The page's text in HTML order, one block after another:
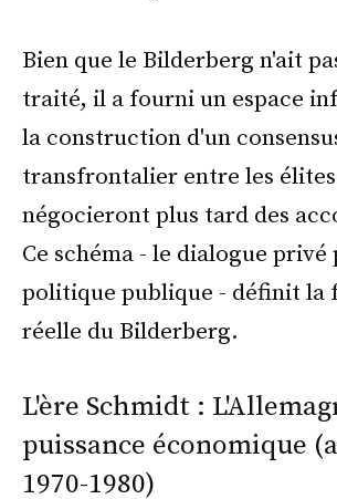
Bien que le Bilderberg n'ait
traité, il a fourni un espace
la construction d'un
transfrontalier entre les
négocieront plus tard des
Ce schéma - le dialogue
politique publique - définit la
réelle du Bilderberg.
L'ère Schmidt :
puissance économique
1970-1980)